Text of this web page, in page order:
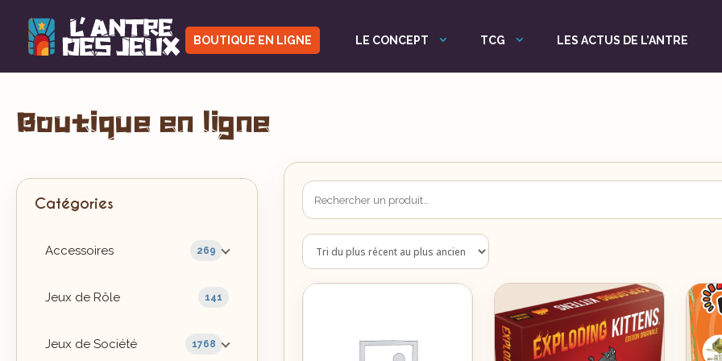
BOUTIQUE EN LIGNE LE CONCEPT TCG LES ACTUS DE L’ANTRE
Boutique en ligne
Catégories
Accessoires 269
Jeux de Rôle 141
Jeux de Société 1768